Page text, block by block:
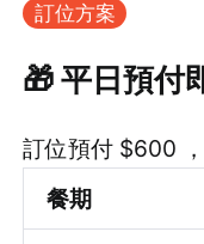
訂位方案
🎁 平日預付
訂位預付 $600
餐期